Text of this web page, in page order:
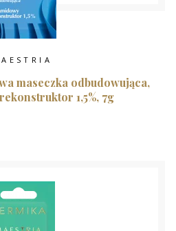
maseczka odbudowująca,
1,5%, 7g